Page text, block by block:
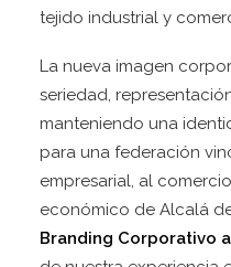
tejido industrial y
La nueva imagen
seriedad,
manteniendo una
para una federación
empresarial, al
económico de Alcalá
Branding Corporativo a